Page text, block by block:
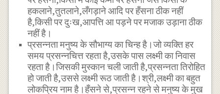
हकलाने,तुतलाने,लँगड़ाने आदि पर हँसना ठीक नहीं
है,किसी पर दुःख,आपत्ति आ पड़ने पर मजाक उड़ाना ठीक
नहीं है।
प्रसन्नता मनुष्य के सौभाग्य का चिन्ह है।जो व्यक्ति हर
समय प्रसन्नचित्त रहता है,उसके पास लक्ष्मी का निवास
रहता है।जिसकी मुस्कान चली जाती है,प्रसन्नता तिरोहित
हो जाती है,उससे लक्ष्मी रूठ जाती है।श्री,लक्ष्मी का बहुत
लोकप्रिय नाम है।हँसने से,प्रसन्न रहने से मनुष्य के मुख